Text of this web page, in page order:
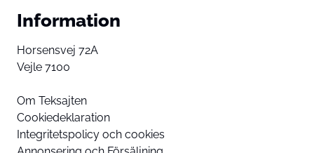
Information
Horsensvej 72A
Vejle 7100
Om Teksajten
Cookiedeklaration
Integritetspolicy och cookies